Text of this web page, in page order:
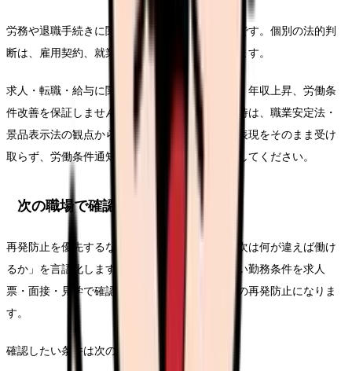
労務や退職手続きに関わる部分は一般的な整理です。個別の法的判
断は、雇用契約、就業規則、事実関係で変わります。
求人・転職・給与に関する内容は、内定、採用、年収上昇、労働条
件改善を保証しません。求人票や紹介文を見る時は、職業安定法・
景品表示法の観点から、断定的に有利に見える表現をそのまま受け
取らず、労働条件通知書や面接で具体的に確認してください。
次の職場で確認する条件
再発防止を優先するなら、求人票を見る前に「次は何が違えば働け
るか」を言語化します。同じ悩みを繰り返さない勤務条件を求人
票・面接・見学で確認することが、このテーマの再発防止になりま
す。
確認したい条件は次の通りです。